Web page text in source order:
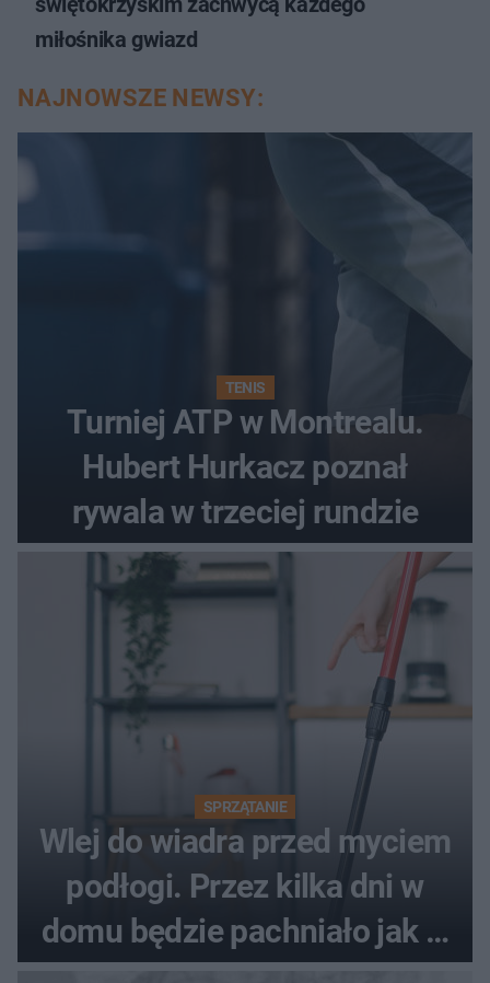
miłośnika gwiazd
NAJNOWSZE NEWSY:
TENIS
Turniej ATP w Montrealu.
Hubert Hurkacz poznał
rywala w trzeciej rundzie
SPRZĄTANIE
Wlej do wiadra przed myciem
podłogi. Przez kilka dni w
domu będzie pachniało jak w